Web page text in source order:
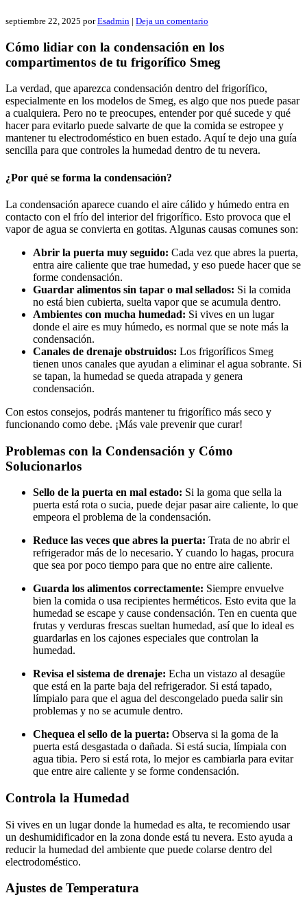
septiembre 22, 2025 porEsadmin | Deja un comentario
Cómo lidiar con la condensación en los
compartimentos de tu frigorífico Smeg
La verdad, que aparezca condensación dentro del frigorífico,
especialmente en los modelos de Smeg, es algo que nos puede pasar
a cualquiera. Pero no te preocupes, entender por qué sucede y qué
hacer para evitarlo puede salvarte de que la comida se estropee y
mantener tu electrodoméstico en buen estado. Aquí te dejo una guía
sencilla para que controles la humedad dentro de tu nevera.
¿Por qué se forma la condensación?
La condensación aparece cuando el aire cálido y húmedo entra en
contacto con el frío del interior del frigorífico. Esto provoca que el
vapor de agua se convierta en gotitas. Algunas causas comunes son:
Abrir la puerta muy seguido: Cada vez que abres la puerta,
entra aire caliente que trae humedad, y eso puede hacer que se
forme condensación.
Guardar alimentos sin tapar o mal sellados: Si la comida
no está bien cubierta, suelta vapor que se acumula dentro.
Ambientes con mucha humedad: Si vives en un lugar
donde el aire es muy húmedo, es normal que se note más la
condensación.
Canales de drenaje obstruidos: Los frigoríficos Smeg
tienen unos canales que ayudan a eliminar el agua sobrante. Si
se tapan, la humedad se queda atrapada y genera
condensación.
Con estos consejos, podrás mantener tu frigorífico más seco y
funcionando como debe. ¡Más vale prevenir que curar!
Problemas con la Condensación y Cómo
Solucionarlos
Sello de la puerta en mal estado: Si la goma que sella la
puerta está rota o sucia, puede dejar pasar aire caliente, lo que
empeora el problema de la condensación.
Reduce las veces que abres la puerta: Trata de no abrir el
refrigerador más de lo necesario. Y cuando lo hagas, procura
que sea por poco tiempo para que no entre aire caliente.
Guarda los alimentos correctamente: Siempre envuelve
bien la comida o usa recipientes herméticos. Esto evita que la
humedad se escape y cause condensación. Ten en cuenta que
frutas y verduras frescas sueltan humedad, así que lo ideal es
guardarlas en los cajones especiales que controlan la
humedad.
Revisa el sistema de drenaje: Echa un vistazo al desagüe
que está en la parte baja del refrigerador. Si está tapado,
límpialo para que el agua del descongelado pueda salir sin
problemas y no se acumule dentro.
Chequea el sello de la puerta: Observa si la goma de la
puerta está desgastada o dañada. Si está sucia, límpiala con
agua tibia. Pero si está rota, lo mejor es cambiarla para evitar
que entre aire caliente y se forme condensación.
Controla la Humedad
Si vives en un lugar donde la humedad es alta, te recomiendo usar
un deshumidificador en la zona donde está tu nevera. Esto ayuda a
reducir la humedad del ambiente que puede colarse dentro del
electrodoméstico.
Ajustes de Temperatura